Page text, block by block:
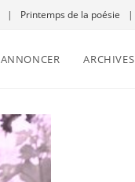
| Printemps de la poésie |
ANNONCER ARCHIVES